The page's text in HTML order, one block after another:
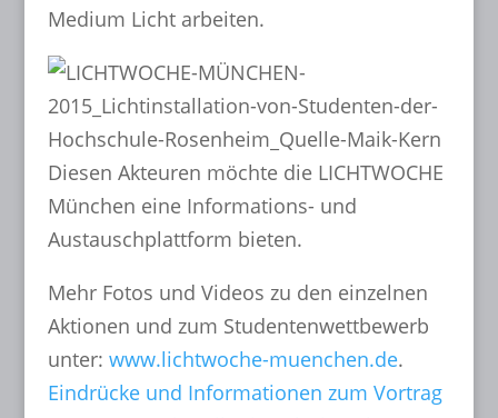
Medium Licht arbeiten.
Diesen Akteuren möchte die LICHTWOCHE
München eine Informations- und
Austauschplattform bieten.
Mehr Fotos und Videos zu den einzelnen
Aktionen und zum Studentenwettbewerb
unter: www.lichtwoche-muenchen.de.
Eindrücke und Informationen zum Vortrag